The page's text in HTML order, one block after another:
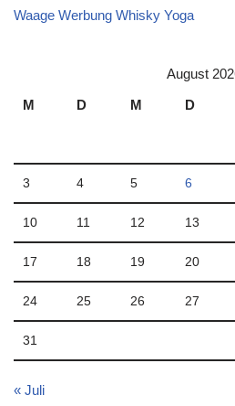
Waage Werbung Whisky Yoga
August
M
D M D
3 4 5 6
10 11 12 13
17 18 19 20
24 25 26 27
31
« Juli